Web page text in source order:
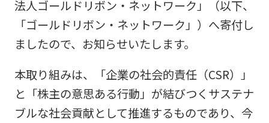
法人ゴールドリボン・ネットワーク」（以下、
「ゴールドリボン・ネットワーク」）へ寄付し
ましたので、お知らせいたします。
本取り組みは、「企業の社会的責任（CSR）」
と「株主の意思ある行動」が結びつくサステナ
ブルな社会貢献として推進するものであり、今